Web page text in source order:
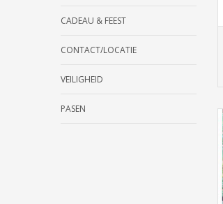
CADEAU & FEEST
CONTACT/LOCATIE
VEILIGHEID
PASEN